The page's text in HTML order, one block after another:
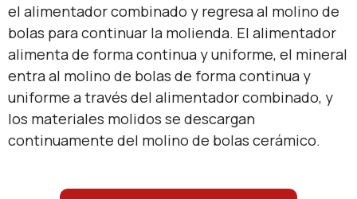
el alimentador combinado y regresa al molino de
bolas para continuar la molienda. El alimentador
alimenta de forma continua y uniforme, el mineral
entra al molino de bolas de forma continua y
uniforme a través del alimentador combinado, y
los materiales molidos se descargan
continuamente del molino de bolas cerámico.